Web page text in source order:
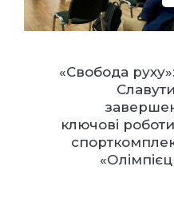
«Свобода
ключові